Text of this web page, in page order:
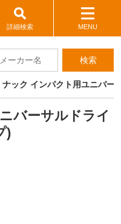
詳細検索 MENU
検索
ナック インパクト用ユニバー
バーサルドライ
)